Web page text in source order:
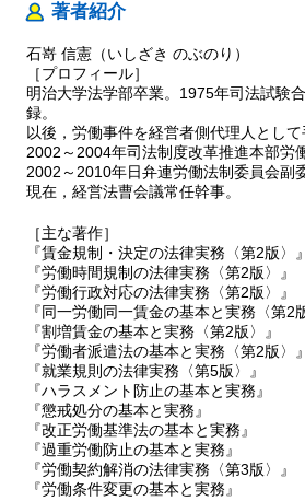
著者紹介
石嵜 信憲（いしざき のぶのり）
［プロフィール］
明治大学法学部卒業。1975年司法試験
録。
以後，労働事件を経営者側代理人として
2002～2004年司法制度改革推進本部労
2002～2010年日弁連労働法制委員会副
現在，経営法曹会議常任幹事。
［主な著作］
『賃金規制・決定の法律実務〈第2版〉』
『労働時間規制の法律実務〈第2版〉』
『労働行政対応の法律実務〈第2版〉』
『同一労働同一賃金の基本と実務〈第2
『割増賃金の基本と実務〈第2版〉』
『労働者派遣法の基本と実務〈第2版〉』
『就業規則の法律実務〈第5版〉』
『ハラスメント防止の基本と実務』
『懲戒処分の基本と実務』
『改正労働基準法の基本と実務』
『過重労働防止の基本と実務』
『労働契約解消の法律実務〈第3版〉』
『労働条件変更の基本と実務』